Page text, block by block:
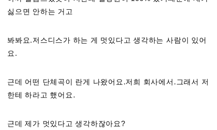
싫으면 안하는 거고
봐봐요.저스디스가 하는 게 멋있다고 생각하는 사람이 있어
요.
근데 어떤 단체곡이 란게 나왔어요.저희 회사에서.그래서 저
한테 하라고 했어요.
근데 제가 멋있다고 생각하잖아요?